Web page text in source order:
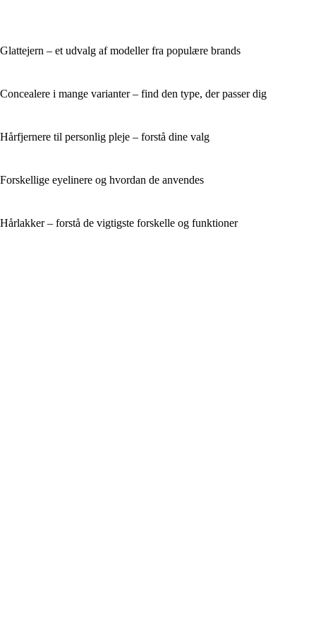
Glattejern – et udvalg af modeller fra populære brands
Concealere i mange varianter – find den type, der passer dig
Hårfjernere til personlig pleje – forstå dine valg
Forskellige eyelinere og hvordan de anvendes
Hårlakker – forstå de vigtigste forskelle og funktioner